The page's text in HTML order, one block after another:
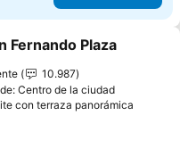
a favoritos
Fernando Plaza
10.987
Centro de la ciudad
con terraza panorámica